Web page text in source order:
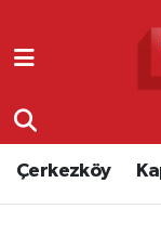
Çerkezköy
Tekirdağ